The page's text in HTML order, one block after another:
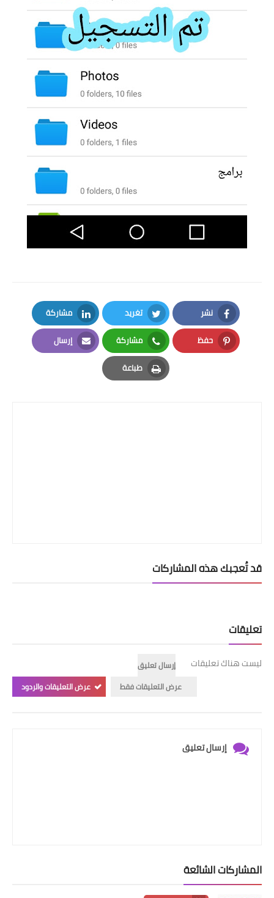
نشر
Facebook
تغريد
Twitter
مشاركة
LinkedIn
حفظ
Pinterest
مشاركة
Whatsapp
إرسال
Email
طباعة
Print
قد تُعجبك هذه المشاركات
تعليقات
ليست هناك تعليقات
إرسال تعليق
عرض التعليقات فقط
عرض التعليقات والردود
إرسال تعليق
المشاركات الشائعة